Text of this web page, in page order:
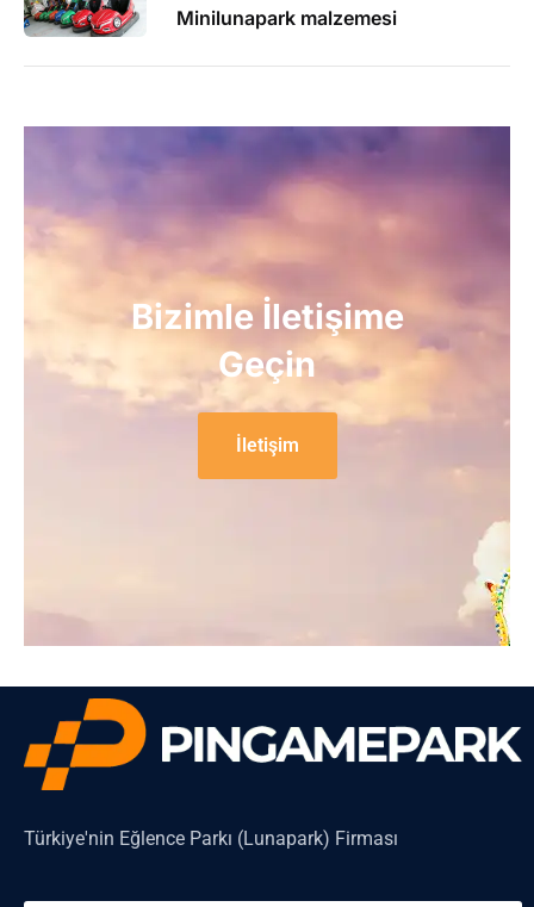
Minilunapark malzemesi
Bizimle İletişime
Geçin
İletişim
Türkiye'nin Eğlence Parkı (Lunapark) Firması